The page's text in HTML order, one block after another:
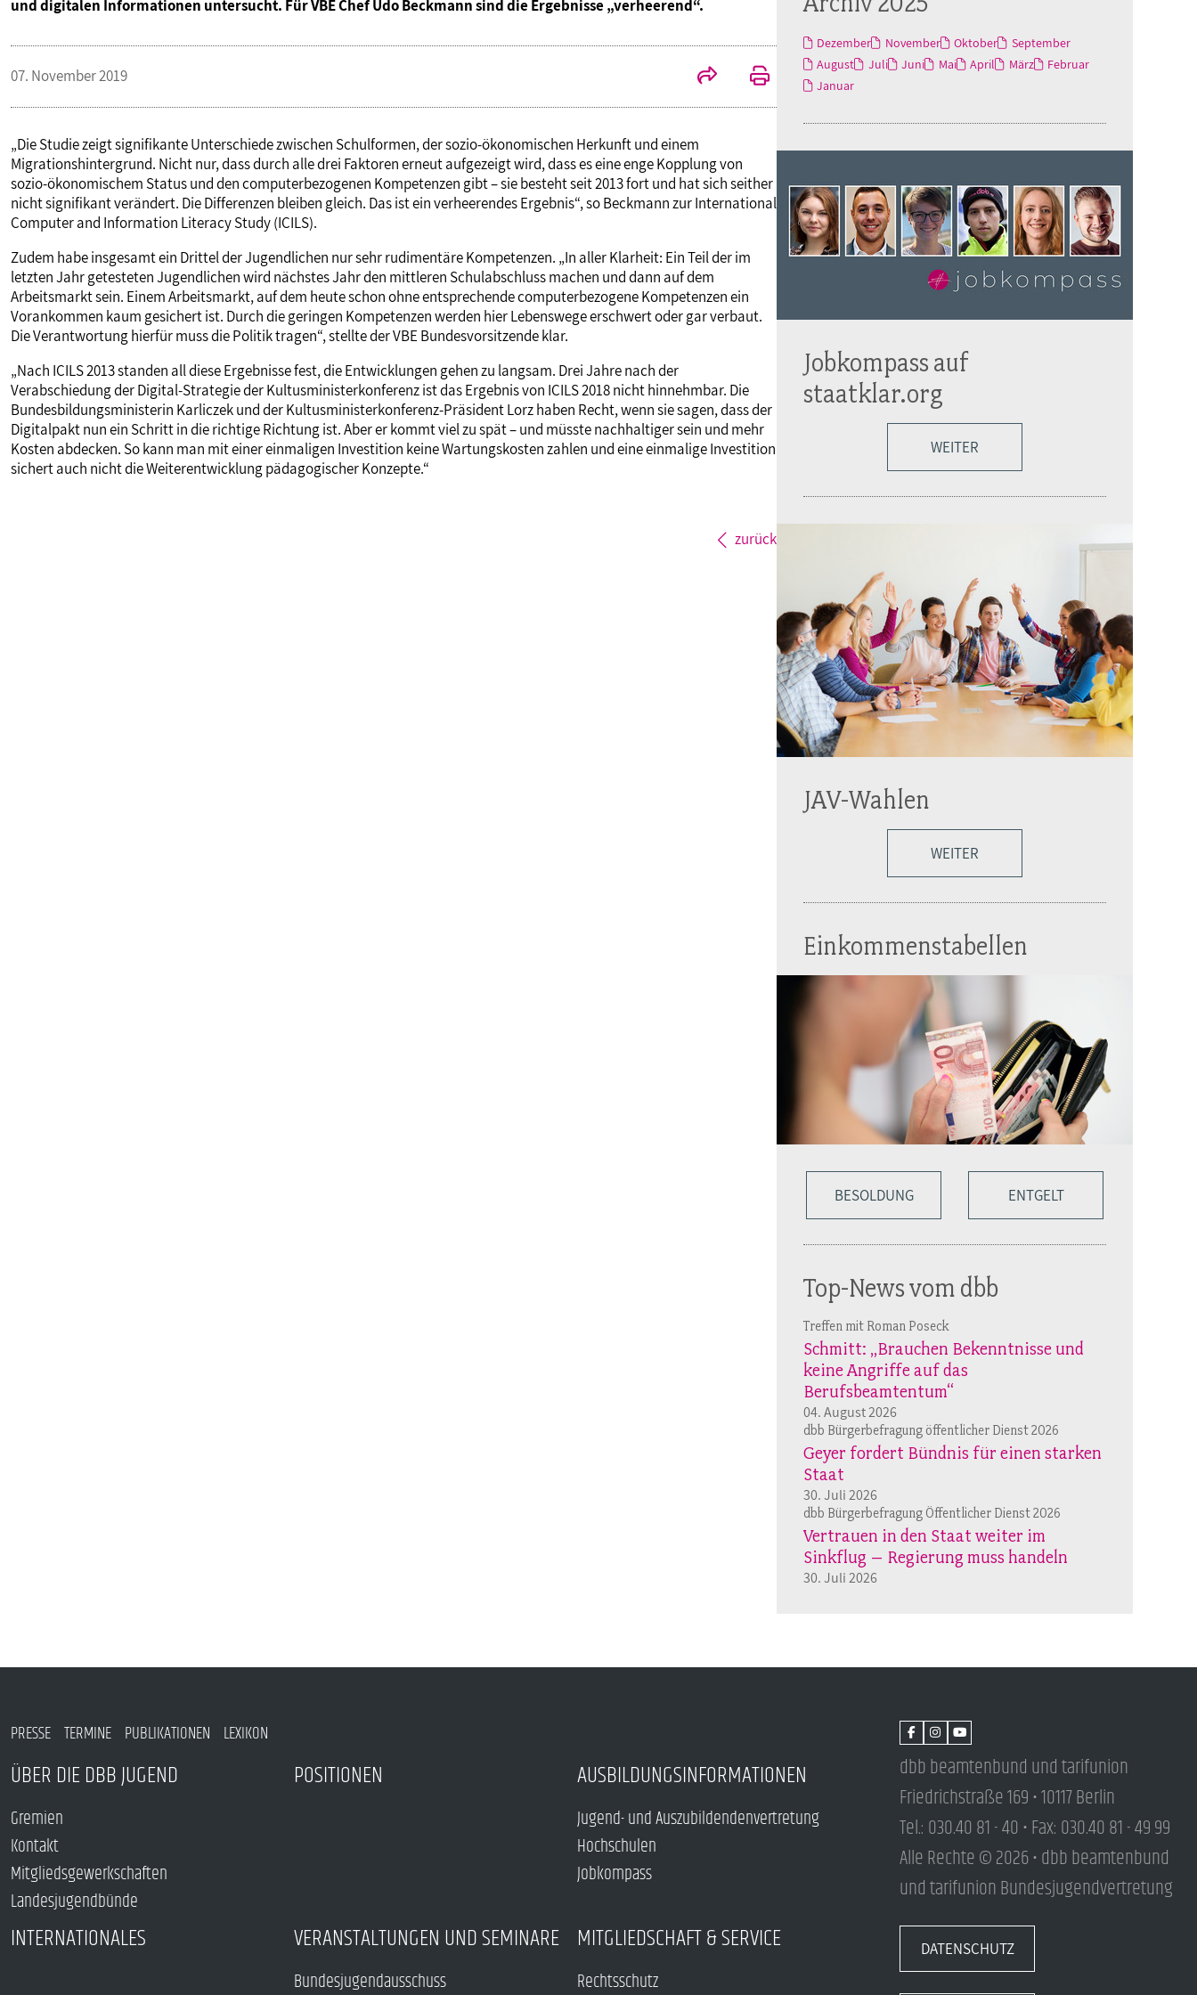
Ideencampus
Parlamentarisches Sommerfest
MITGLIEDSCHAFT & SERVICE
und digitalen Informationen untersucht. Für VBE Chef Udo Beckmann sind die Ergebnisse „verheerend“.
07. November 2019
„Die Studie zeigt signifikante Unterschiede zwischen Schulformen, der sozio-ökonomischen Herkunft und einem
Migrationshintergrund. Nicht nur, dass durch alle drei Faktoren erneut aufgezeigt wird, dass es eine enge Kopplung von
sozio-ökonomischem Status und den computerbezogenen Kompetenzen gibt – sie besteht seit 2013 fort und hat sich seither
nicht signifikant verändert. Die Differenzen bleiben gleich. Das ist ein verheerendes Ergebnis“, so Beckmann zur International
Computer and Information Literacy Study (ICILS).
Zudem habe insgesamt ein Drittel der Jugendlichen nur sehr rudimentäre Kompetenzen. „In aller Klarheit: Ein Teil der im
letzten Jahr getesteten Jugendlichen wird nächstes Jahr den mittleren Schulabschluss machen und dann auf dem
Arbeitsmarkt sein. Einem Arbeitsmarkt, auf dem heute schon ohne entsprechende computerbezogene Kompetenzen ein
Vorankommen kaum gesichert ist. Durch die geringen Kompetenzen werden hier Lebenswege erschwert oder gar verbaut.
Die Verantwortung hierfür muss die Politik tragen“, stellte der VBE Bundesvorsitzende klar.
„Nach ICILS 2013 standen all diese Ergebnisse fest, die Entwicklungen gehen zu langsam. Drei Jahre nach der
Verabschiedung der Digital-Strategie der Kultusministerkonferenz ist das Ergebnis von ICILS 2018 nicht hinnehmbar. Die
Bundesbildungsministerin Karliczek und der Kultusministerkonferenz-Präsident Lorz haben Recht, wenn sie sagen, dass der
Digitalpakt nun ein Schritt in die richtige Richtung ist. Aber er kommt viel zu spät – und müsste nachhaltiger sein und mehr
Kosten abdecken. So kann man mit einer einmaligen Investition keine Wartungskosten zahlen und eine einmalige Investition
sichert auch nicht die Weiterentwicklung pädagogischer Konzepte.“
zurück
Dezember November Oktober
September
August
Juli Juni Mai April März
Februar
Januar
Jobkompass auf
staatklar.org
WEITER
JAV-Wahlen
WEITER
Einkommenstabellen
BESOLDUNG ENTGELT
Top-News vom dbb
Treffen mit Roman Poseck
Schmitt: „Brauchen Bekenntnisse und
keine Angriffe auf das
Berufsbeamtentum“
04. August 2026
dbb Bürgerbefragung öffentlicher Dienst 2026
Geyer fordert Bündnis für einen starken
Staat
30. Juli 2026
dbb Bürgerbefragung Öffentlicher Dienst 2026
Vertrauen in den Staat weiter im
Sinkflug – Regierung muss handeln
30. Juli 2026
PRESSE TERMINE PUBLIKATIONEN LEXIKON
ÜBER DIE DBB JUGEND
Gremien
Kontakt
Mitgliedsgewerkschaften
Landesjugendbünde
POSITIONEN AUSBILDUNGSINFORMATIONEN
Jugend- und Auszubildendenvertretung
Hochschulen
Jobkompass
INTERNATIONALES VERANSTALTUNGEN UND SEMINARE
Bundesjugendausschuss
MITGLIEDSCHAFT & SERVICE
Rechtsschutz
dbb beamtenbund und tarifunion
Friedrichstraße 169 • 10117 Berlin
Tel.: 030.40 81 - 40 • Fax: 030.40 81 - 49 99
Alle Rechte © 2026 • dbb beamtenbund
und tarifunion Bundesjugendvertretung
DATENSCHUTZ